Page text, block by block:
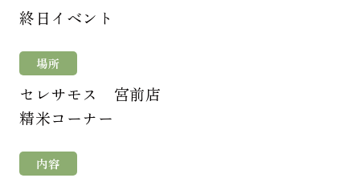
終日イベント
場所
セレサモス 宮前店
精米コーナー
内容